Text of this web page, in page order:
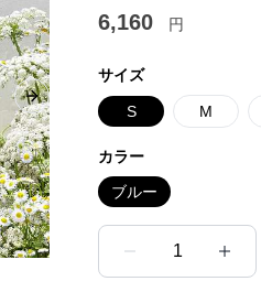
Next slide
6,160 円
サイズ
S M
カラー
ブルー
1